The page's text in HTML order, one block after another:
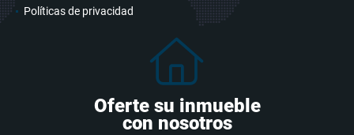
Políticas de privacidad
Oferte su inmueble
con nosotros